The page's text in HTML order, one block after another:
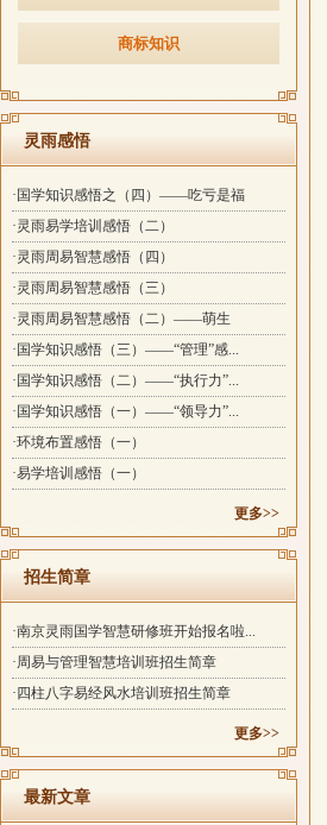
商标知识
灵雨感悟
·国学知识感悟之（四）——吃亏是福
·灵雨易学培训感悟（二）
·灵雨周易智慧感悟（四）
·灵雨周易智慧感悟（三）
·灵雨周易智慧感悟（二）——萌生
·国学知识感悟（三）——“管理”感...
·国学知识感悟（二）——“执行力”...
·国学知识感悟（一）——“领导力”...
·环境布置感悟（一）
·易学培训感悟（一）
更多>>
招生简章
·南京灵雨国学智慧研修班开始报名啦...
·周易与管理智慧培训班招生简章
·四柱八字易经风水培训班招生简章
更多>>
最新文章